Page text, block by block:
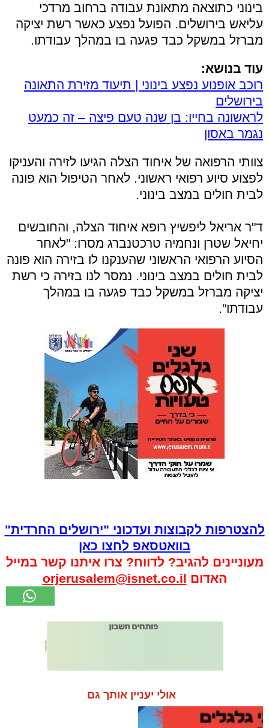
בינוני כתוצאה מתאונת עבודה ברחוב מרדכי
עליאש בירושלים. הפועל נפצע כאשר רשת יציקה
מברזל במשקל כבד פגעה בו במהלך עבודתו.
עוד בנושא:
רוכב אופנוע נפצע בינוני | תיעוד מזירת התאונה
בירושלים
לראשונה בחייו: בן שנה טעם פיצה – זה כמעט
נגמר באסון
צוותי הרפואה של איחוד הצלה הגיעו לזירה והעניקו
לפצוע סיוע רפואי ראשוני. לאחר הטיפול הוא פונה
לבית חולים במצב בינוני.
ד"ר אריאל ליפשיץ רופא איחוד הצלה, והחובשים
יחיאל שטרן ונחמיה טרכטנברג מסרו: "לאחר
הסיוע הרפואי הראשוני שהענקנו לו בזירה הוא פונה
לבית חולים במצב בינוני. נמסר לנו בזירה כי רשת
יציקה מברזל במשקל כבד פגעה בו במהלך
עבודתו".
להצטרפות לקבוצות ועדכוני "ירושלים החרדית"
בוואטסאפ לחצו כאן
מעוניינים להגיב? לדווח? צרו איתנו קשר במייל
האדום orjerusalem@isnet.co.il
אולי יעניין אותך גם